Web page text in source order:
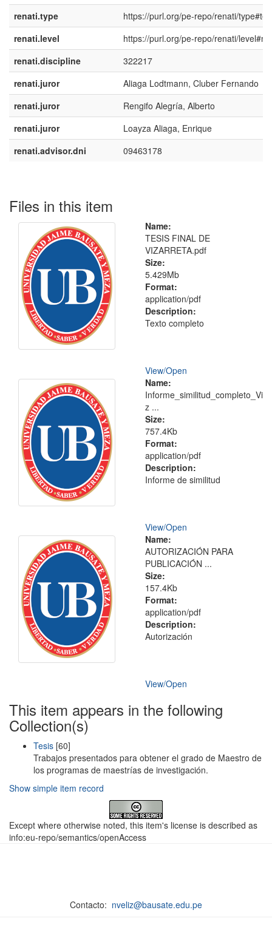
renati.type
https://purl.org/pe-repo/renati/
renati.level
https://purl.org/pe-repo/renati/
renati.discipline
322217
renati.juror
Aliaga Lodtmann, Cluber Fernando
renati.juror
Rengifo Alegría, Alberto
renati.juror
Loayza Aliaga, Enrique
renati.advisor.dni
09463178
Files in this item
Name:
TESIS FINAL DE
VIZARRETA.pdf
Size:
5.429Mb
Format:
application/pdf
Description:
Texto completo
View/Open
Name:
Informe_similitud_completo_Vi
z ...
Size:
757.4Kb
Format:
application/pdf
Description:
Informe de similitud
View/Open
Name:
AUTORIZACIÓN PARA
PUBLICACIÓN ...
Size:
157.4Kb
Format:
application/pdf
Description:
Autorización
View/Open
This item appears in the following
Collection(s)
Tesis [60]
Trabajos presentados para obtener el grado de Maestro de
los programas de maestrías de investigación.
Show simple item record
Except where otherwise noted, this item's license is described as
info:eu-repo/semantics/openAccess
Contacto: nveliz@bausate.edu.pe